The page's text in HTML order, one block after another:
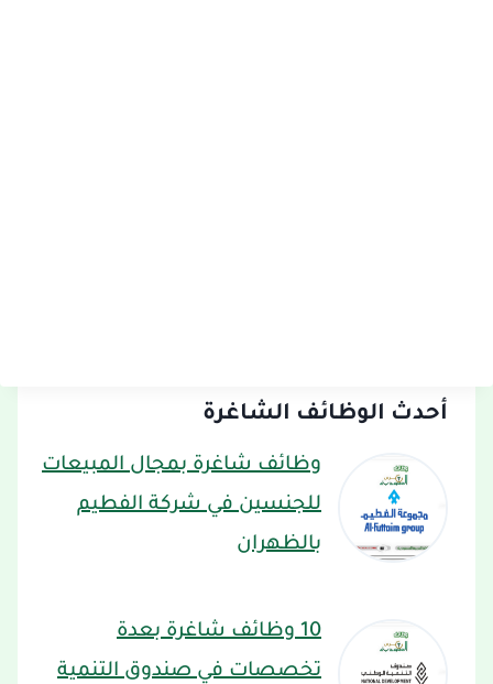
أحدث الوظائف الشاغرة
وظائف شاغرة بمجال المبيعات
للجنسين في شركة الفطيم
بالظهران
10 وظائف شاغرة بعدة
تخصصات في صندوق التنمية